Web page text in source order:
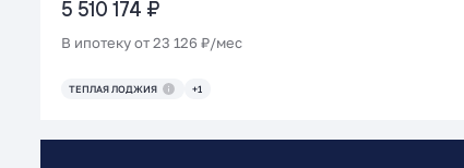
5 510 174 ₽
В ипотеку от 23 126 ₽/мес
ТЕПЛАЯ ЛОДЖИЯ +1